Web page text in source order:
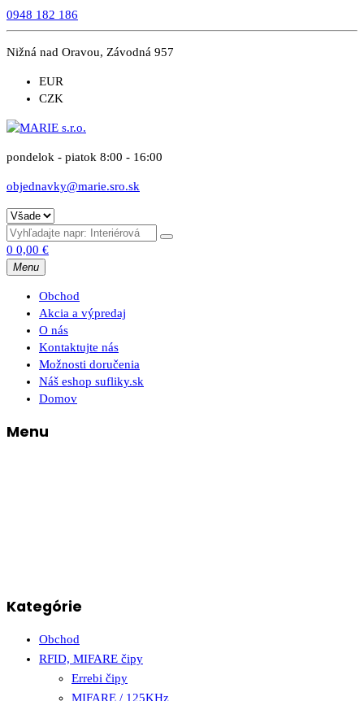
0948 182 186
Nižná nad Oravou, Závodná 957
EUR
CZK
pondelok - piatok 8:00 - 16:00
objednavky@marie.sro.sk
0 0,00 €
Menu
Obchod
Akcia a výpredaj
O nás
Kontaktujte nás
Možnosti doručenia
Náš eshop sufliky.sk
Domov
Menu
Kategórie
Obchod
RFID, MIFARE čipy
Errebi čipy
MIFARE / 125KHz